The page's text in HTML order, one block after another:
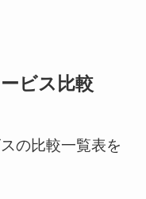
ビス比較
の比較一覧表を